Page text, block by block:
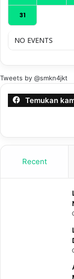
31
NO EVENTS
Tweets by @smkn4jkt
Temukan
Recent